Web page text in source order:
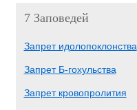
7 Заповедей
Запрет идолопоклонства
Запрет Б-гохульства
Запрет кровопролития